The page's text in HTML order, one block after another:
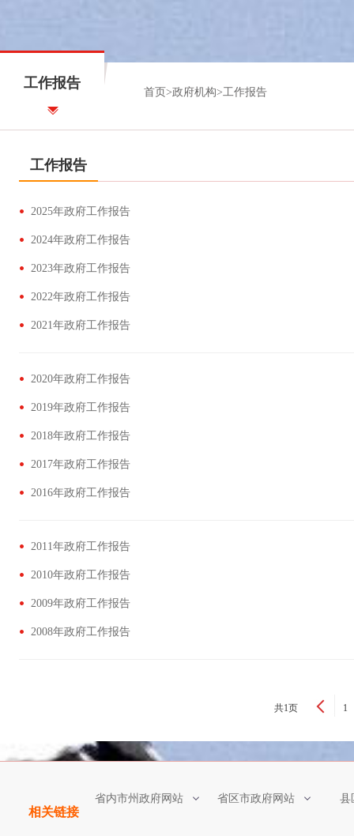
工作报告
首页 >政府机构>工作报告
工作报告
2025年政府工作报告
2024年政府工作报告
2023年政府工作报告
2022年政府工作报告
2021年政府工作报告
2020年政府工作报告
2019年政府工作报告
2018年政府工作报告
2017年政府工作报告
2016年政府工作报告
2011年政府工作报告
2010年政府工作报告
2009年政府工作报告
2008年政府工作报告
共1页 1
相关链接
省内市州政府网站 省区市政府网站 县